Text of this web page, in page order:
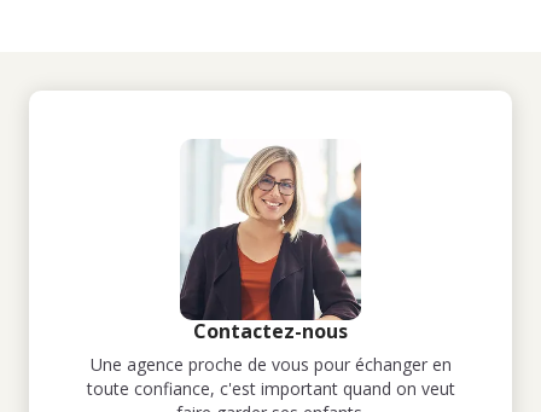
Contactez-nous
Une agence proche de vous pour échanger en
toute confiance, c'est important quand on veut